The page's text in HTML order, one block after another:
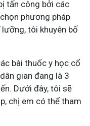
tấn công bởi các
phương pháp
tôi khuyên bố
bài thuốc y học cổ
gian đang là 3
Dưới đây, tôi sẽ
chị em có thể tham